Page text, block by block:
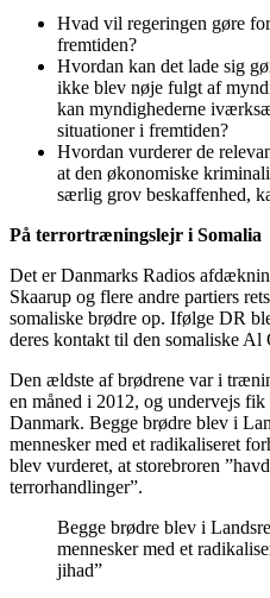
Hvad vil regeringen gøre
fremtiden?
Hvordan kan det lade sig
ikke blev nøje fulgt af
kan myndighederne
situationer i fremtiden?
Hvordan vurderer de
at den økonomiske
særlig grov beskaffenhed,
På terrortræningslejr i Somalia
Det er Danmarks Radios
Skaarup og flere andre partiers
somaliske brødre op. Ifølge DR
deres kontakt til den somaliske Al
Den ældste af brødrene var i
en måned i 2012, og undervejs
Danmark. Begge brødre blev i
mennesker med et radikaliseret
blev vurderet, at storebroren
terrorhandlinger”.
Begge brødre blev i
mennesker med et
jihad”